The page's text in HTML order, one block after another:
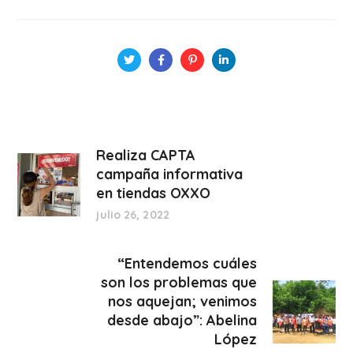
Realiza CAPTA
campaña informativa
en tiendas OXXO
julio 26, 2022
“Entendemos cuáles
son los problemas que
nos aquejan; venimos
desde abajo”: Abelina
López